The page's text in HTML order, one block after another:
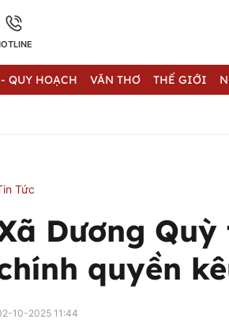
QUY HOẠCH VĂN THƠ THẾ GIỚI
Tức
Dương
quyền
10-2025 11:44